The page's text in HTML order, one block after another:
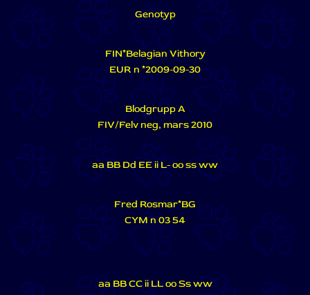
Genotyp
FIN*Belagian Vithory
EUR n *2009-09-30
Blodgrupp A
FIV/Felv neg, mars 2010
aa BB Dd EE ii L- oo ss ww
Fred Rosmar*BG
CYM n 03 54
aa BB CC ii LL oo Ss ww